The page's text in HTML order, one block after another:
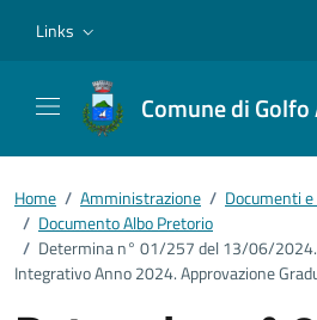
Links
Comune di Golfo
Home / Amministrazione / Documenti
/ Documento Albo Pretorio
/ Determina n° 01/257 del 13/06/2024.
Integrativo Anno 2024. Approvazione